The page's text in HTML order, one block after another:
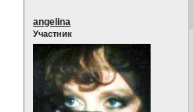
angelina
Участник